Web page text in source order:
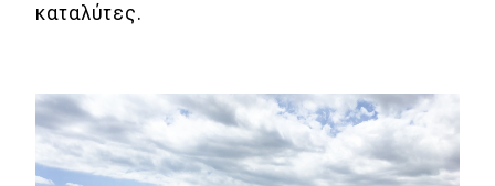
καταλύτες.